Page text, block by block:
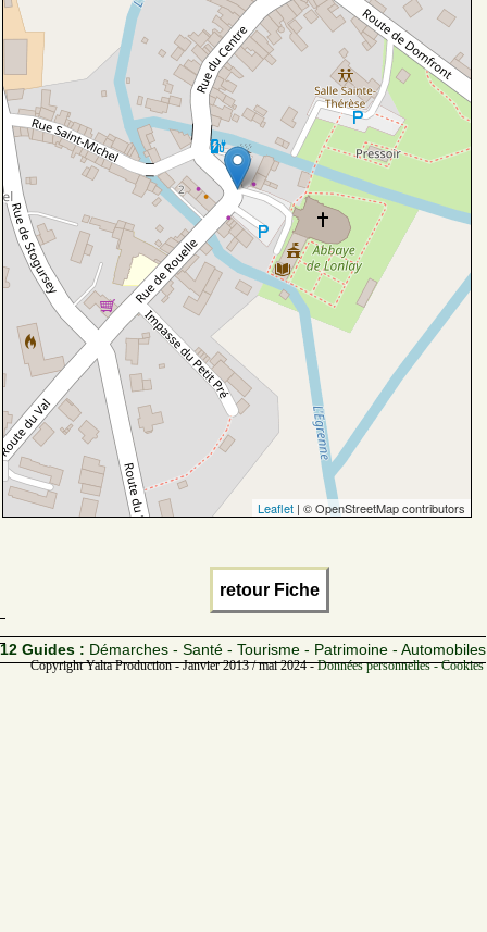
Leaflet | © OpenStreetMap contributors
retour Fiche
12 Guides : Démarches - Santé - Tourisme - Patrimoine - Automobiles
Copyright Yalta Production - Janvier 2013 / mai 2024 -Données personnelles -